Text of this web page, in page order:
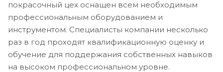
покрасочный цех оснащен всем необходимым
профессиональным оборудованием и
инструментом. Специалисты компании несколько
раз в год проходят квалификационную оценку и
обучение для поддержания собственных навыков
на высоком профессиональном уровне.